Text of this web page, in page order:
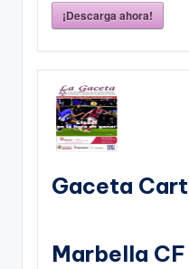
¡Descarga ahora!
Gaceta
Marbella CF